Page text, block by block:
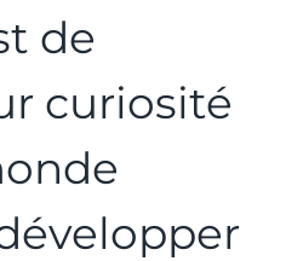
de
curiosité